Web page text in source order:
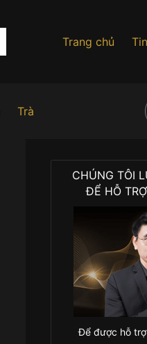
Trang chủ
Trà
CHÚNG TÔI
ĐỂ HỖ
Để được hỗ